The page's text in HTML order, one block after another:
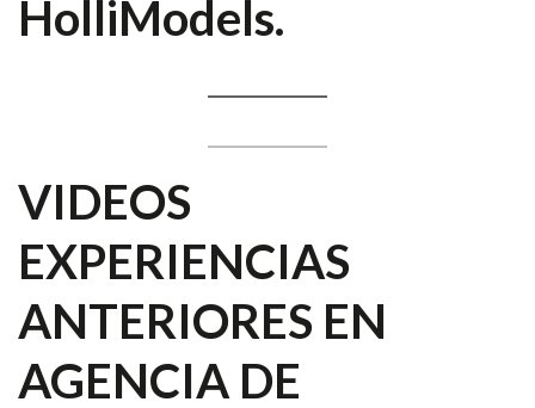
HolliModels.
VIDEOS
EXPERIENCIAS
ANTERIORES EN
AGENCIA DE